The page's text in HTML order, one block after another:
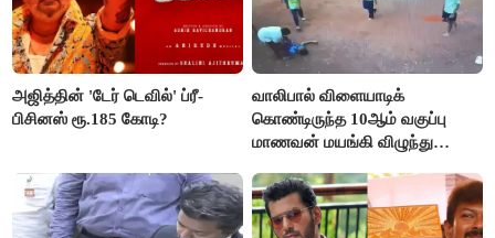
அஜித்தின் 'டேர் டெவில்' ப்ரீ-
பிசினஸ் ரூ.185 கோடி?
வாலிபால் விளையாடிக்
கொண்டிருந்த 10ஆம் வகுப்பு
மாணவன் மயங்கி விழுந்து